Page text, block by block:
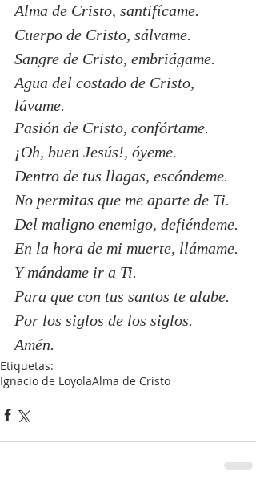
Alma de Cristo, santifícame.
Cuerpo de Cristo, sálvame.
Sangre de Cristo, embriágame.
Agua del costado de Cristo,
lávame.
Pasión de Cristo, confórtame.
¡Oh, buen Jesús!, óyeme.
Dentro de tus llagas, escóndeme.
No permitas que me aparte de Ti.
Del maligno enemigo, defiéndeme.
En la hora de mi muerte, llámame.
Y mándame ir a Ti.
Para que con tus santos te alabe.
Por los siglos de los siglos.
Amén.
Etiquetas:
Ignacio de LoyolaAlma de Cristo